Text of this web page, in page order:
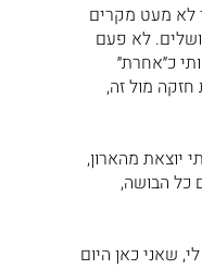
לא מעט מקרים
לא פעם
כ״אחרת״
חזקה מול זה,
יוצאת מהארון,
כל הבושה,
שאני כאן היום